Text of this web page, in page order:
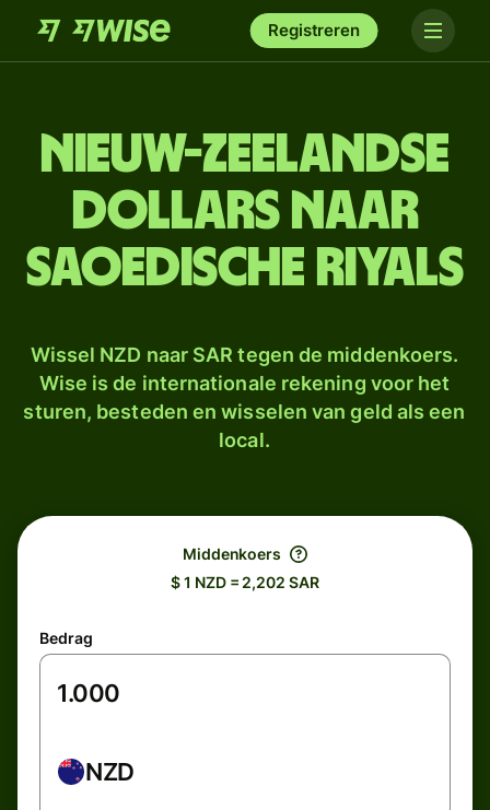
Registreren
Nieuw-Zeelandse
dollars naar
Saoedische riyals
Wissel NZD naar SAR tegen de middenkoers.
Wise is de internationale rekening voor het
sturen, besteden en wisselen van geld als een
local.
Middenkoers
$ 1 NZD = 2,202 SAR
Bedrag
NZD